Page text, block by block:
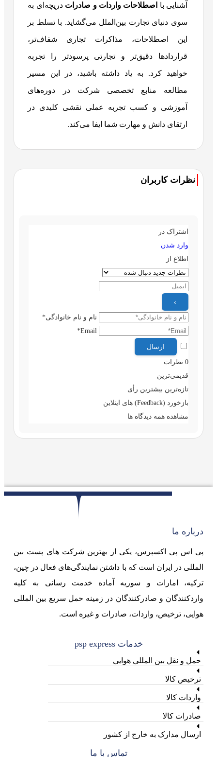
آشنایی با اصطلاحات واردات و صادرات دریچه‌ای به
سوی دنیای تجارت بین‌الملل می‌گشاید. با تسلط بر
این اصطلاحات، مذاکرات تجاری شفاف‌تر،
قراردادها دقیق‌تر و تجارتی پرسودتر را تجربه
خواهید کرد. به یاد داشته باشید، در این مسیر
مطالعه منابع تخصصی شرکت در دوره‌های
آموزشی و کسب تجربه عملی نقشی کلیدی در
ارتقای دانش و مهارت شما ایفا می‌کند.
نظرات کاربران
اشتراک در
وارد شدن
اطلاع از
نام و نام خانوادگی*
Email*
0 نظرات
قدیمی‌ترین
تازه‌ترین بیشترین رأی
بازخورد (Feedback) های اینلاین
مشاهده همه دیدگاه ها
درباره ما
پی اس پی اکسپرس، یکی از بهترین شرکت های پست بین
المللی در ایران است که با داشتن نمایندگی‌های فعال در چین،
ترکیه، امارات و سوریه آماده خدمت رسانی به کلیه
واردکنندگان و صادرکنندگان در زمینه حمل سریع بین المللی
هوایی، ترخیص، واردات، صادرات و غیره است.
خدمات psp express
حمل و نقل بین المللی هوایی
ترخیص کالا
واردات کالا
صادرات کالا
ارسال مدارک به خارج از کشور
تماس با ما